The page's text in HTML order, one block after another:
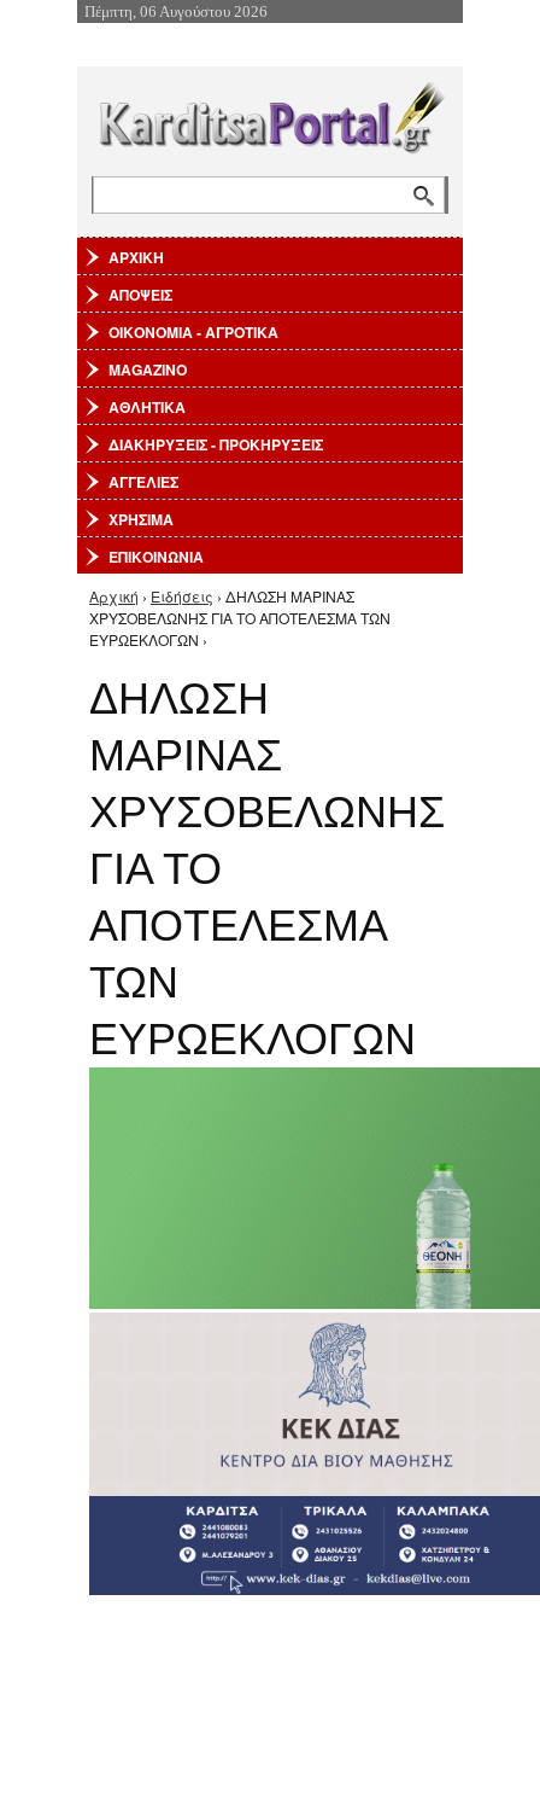
Επιστροφή στην Πλοήγηση
Πέμπτη, 06 Αυγούστου 2026
ΑΡΧΙΚΗ
ΑΠΟΨΕΙΣ
ΟΙΚΟΝΟΜΙΑ - ΑΓΡΟΤΙΚΑ
MAGAZINO
ΑΘΛΗΤΙΚΑ
ΔΙΑΚΗΡΥΞΕΙΣ - ΠΡΟΚΗΡΥΞΕΙΣ
ΑΓΓΕΛΙΕΣ
ΧΡΗΣΙΜΑ
ΕΠΙΚΟΙΝΩΝΙΑ
Είστε εδώ
Αρχική › Ειδήσεις › ΔΗΛΩΣΗ ΜΑΡΙΝΑΣ
ΧΡΥΣΟΒΕΛΩΝΗΣ ΓΙΑ ΤΟ ΑΠΟΤΕΛΕΣΜΑ ΤΩΝ
ΕΥΡΩΕΚΛΟΓΩΝ ›
ΔΗΛΩΣΗ
ΜΑΡΙΝΑΣ
ΧΡΥΣΟΒΕΛΩΝΗΣ
ΓΙΑ ΤΟ
ΑΠΟΤΕΛΕΣΜΑ
ΤΩΝ
ΕΥΡΩΕΚΛΟΓΩΝ